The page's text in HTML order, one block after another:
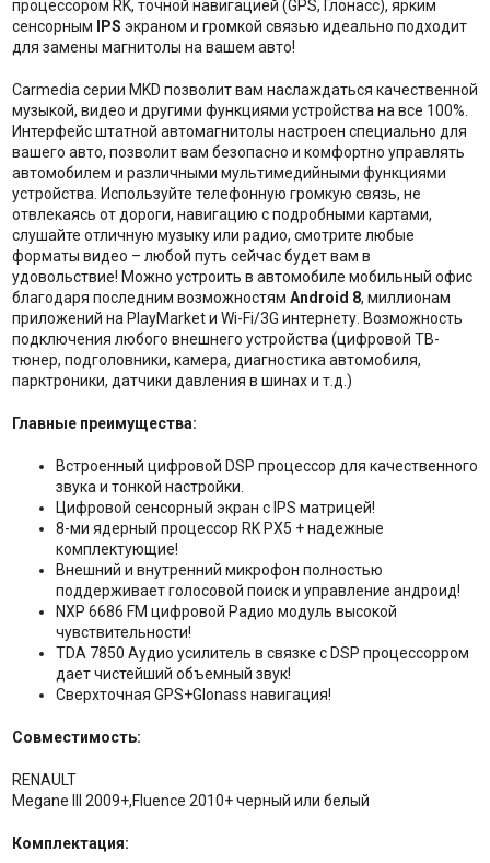
процессором RK, точной навигацией (GPS, Глонасс), ярким
сенсорным
IPS экраном и громкой связью идеально подходит
для замены магнитолы на вашем авто!
Carmedia серии MKD позволит вам наслаждаться качественной
музыкой, видео и другими функциями устройства на все 100%.
Интерфейс штатной автомагнитолы настроен специально для
вашего авто, позволит вам безопасно и комфортно управлять
автомобилем и различными мультимедийными функциями
устройства. Используйте телефонную громкую связь, не
отвлекаясь от дороги, навигацию с подробными картами,
слушайте отличную музыку или радио, смотрите любые
форматы видео – любой путь сейчас будет вам в
удовольствие! Можно устроить в автомобиле мобильный офис
благодаря последним возможностям Android 8, миллионам
приложений на PlayMarket и Wi-Fi/3G интернету. Возможность
подключения любого внешнего устройства (цифровой ТВ-
тюнер, подголовники, камера, диагностика автомобиля,
парктроники, датчики давления в шинах и т.д.)
Главные преимущества:
Встроенный цифровой DSP процессор для качественного
звука и тонкой настройки.
Цифровой сенсорный экран с IPS матрицей!
8-ми ядерный процессор RK PX5 + надежные
комплектующие!
Внешний и внутренний микрофон полностью
поддерживает голосовой поиск и управление андроид!
NXP 6686 FM цифровой Радио модуль высокой
чувствительности!
TDA 7850 Аудио усилитель в связке с DSP процессорром
дает чистейший объемный звук!
Сверхточная GPS+Glonass навигация!
Совместимость:
RENAULT
Megane III 2009+,Fluence 2010+ черный или белый
Комплектация: